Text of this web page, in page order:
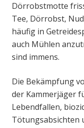
Dörrobstmotte
Tee, Dörrobst,
häufig in
auch Mühlen
sind immens.
Die Bekämpfung
der Kammerjäger
Lebendfallen,
Tötungsabsichten